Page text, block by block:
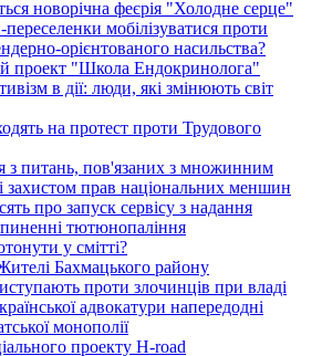
новорічна феєрія "Холодне серце"
мобілізуватися проти
орієнтованого насильства?
проект "Школа Ендокринолога"
в дії: люди, які змінюють світ
на протест проти Трудового
з питань, пов'язаних з множинним
захистом прав національних меншин
про запуск сервісу з надання
тютюнопаління
у смітті?
Бахмацького району
проти злочинців при владі
адвокатури напередодні
монополії
проекту H-road